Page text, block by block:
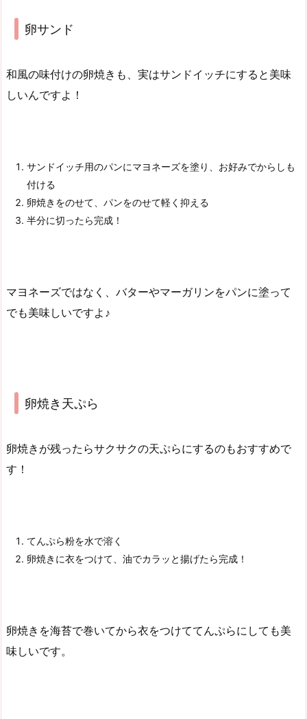
卵サンド
和風の味付けの卵焼きも、実はサンドイッチにすると美味
しいんですよ！
サンドイッチ用のパンにマヨネーズを塗り、お好みでからしも
付ける
卵焼きをのせて、パンをのせて軽く抑える
半分に切ったら完成！
マヨネーズではなく、バターやマーガリンをパンに塗って
でも美味しいですよ♪
卵焼き天ぷら
卵焼きが残ったらサクサクの天ぷらにするのもおすすめで
す！
てんぷら粉を水で溶く
卵焼きに衣をつけて、油でカラッと揚げたら完成！
卵焼きを海苔で巻いてから衣をつけててんぷらにしても美
味しいです。